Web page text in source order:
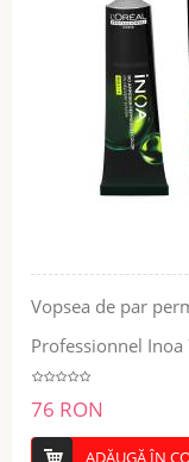
Vopsea de par
Professionnel
76 RON
ADĂUGĂ ÎN